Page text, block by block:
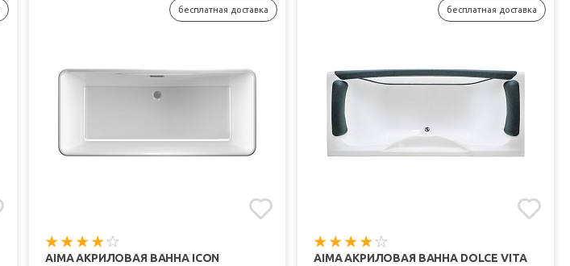
бесплатная доставка
AIMA АКРИЛОВАЯ ВАННА ICON
бесплатная доставка
AIMA АКРИЛОВАЯ ВАННА DOLCE VITA